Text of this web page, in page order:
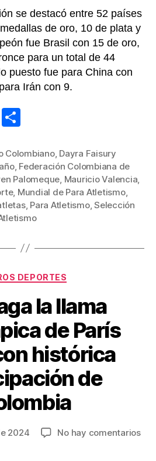
se destacó entre 52 países
de oro, 10 de plata y
fue Brasil con 15 de oro,
para un total de 44
puesto fue para China con
Irán con 9.
Pi
m
p
ar
tir
Colombiano, Dayra Faisury
, Federación Colombiana de
Palomeque, Mauricio Valencia,
, Mundial de Para Atletismo,
, Para Atletismo,Selección
Categorías
DEPORTES
la llama
de París
histórica
de
2024 No hay comentariosen